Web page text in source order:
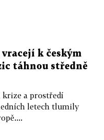
k českým
táhnou středně
krize a prostředí
letech tlumily